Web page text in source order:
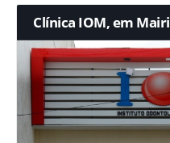
Clínica IOM, em Mairi